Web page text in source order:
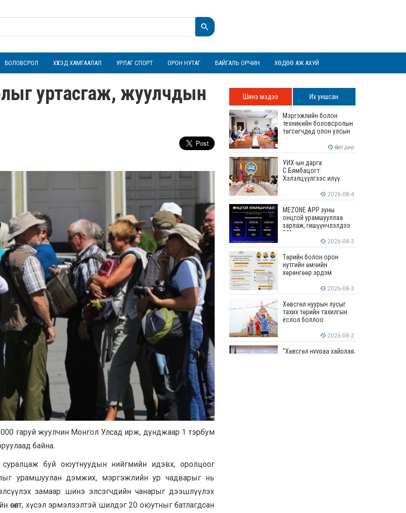
БОЛОВСРОЛ ХҮҮХЭД ХАМГААЛАЛ УРЛАГ СПОРТ ОРОН НУТАГ БАЙГАЛЬ ОРЧИН ХӨДӨӨ АЖ АХУЙ
уртасгаж, жуулчдын
гаруй жуулчин Монгол Улсад ирж, дунджаар 1 тэрбум
байна.
буй оюутнуудын нийгмийн идэвх, оролцоог
урамшуулан дэмжих, мэргэжлийн ур чадварыг нь
элсүүлэх замаар шинэ элсэгчдийн чанарыг дээшлүүлэх
өсөлт, хүсэл эрмэлзэлтэй шилдэг 20 оюутныг батлагдсан
Шинэ мэдээ Их уншсан
Мэргэжлийн болон
техникийн боловсролын
төгсөгчдөд олон улсын
зөвшөөрөгдөх ур
чадваруудыг олгоно
Өчигдөр
УИХ-ын дарга
С.Бямбацогт:
Хэлэлцүүлгээс илүү
илүү бодит үр дүн чухал
2026-08-4
MEZONE APP зуны
онцгой урамшууллаа
зарлаж, гишүүнчлэлдээ
50% хүртэлх хөнгөлөлт
үзүүлж эхэллээ 2026-08-3
Төрийн болон орон
нутгийн өмчийн
хөрөнгөөр эрдэм
ажил хийхэд тендерийн
болон гүйцэтгэлийн
баталгаа гаргахгүй
2026-08-3
Хөвсгөл нуурын лусыг
тахих төрийн тахилгын
ёслол боллоо
2026-08-2
“Хөвсгөл нуураа хайрлая,